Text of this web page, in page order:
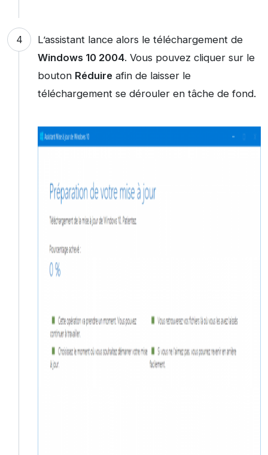
L’assistant lance alors le téléchargement de
Windows 10 2004. Vous pouvez cliquer sur le
bouton Réduireafin de laisser le
téléchargement se dérouler en tâche de fond.